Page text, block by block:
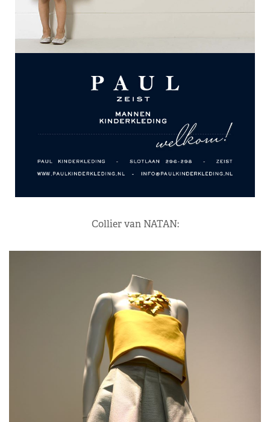
Collier van NATAN: